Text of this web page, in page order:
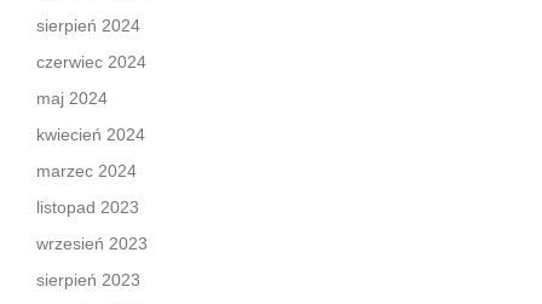
sierpień 2024
czerwiec 2024
maj 2024
kwiecień 2024
marzec 2024
listopad 2023
wrzesień 2023
sierpień 2023